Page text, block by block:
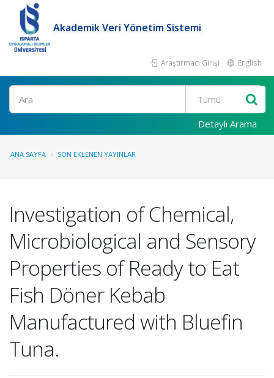
Akademik Veri Yönetim Sistemi
Araştırmacı Girişi English
Ara
Detaylı Arama
ANA SAYFA SON EKLENEN YAYINLAR
Investigation of Chemical,
Microbiological and Sensory
Properties of Ready to Eat
Fish Döner Kebab
Manufactured with Bluefin
Tuna.